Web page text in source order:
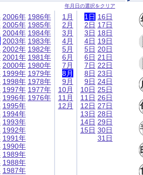
年月日の選択をクリア
2006年
2005年
2004年
2003年
2002年
2001年
2000年
1999年
1998年
1997年
1996年
1995年
1994年
1993年
1992年
1991年
1990年
1989年
1988年
1987年
1986年
1985年
1984年
1983年
1982年
1981年
1980年
1979年
1978年
1977年
1976年
1月
2月
3月
4月
5月
6月
7月
8月
9月
10月
11月
12月
1日
2日
3日
4日
5日
6日
7日
8日
9日
10日
11日
12日
13日
14日
15日
16日
17日
18日
19日
20日
21日
22日
23日
24日
25日
26日
27日
28日
29日
30日
31日